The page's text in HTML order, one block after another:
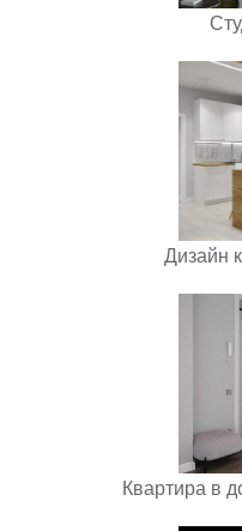
Дизайн
Квартира в